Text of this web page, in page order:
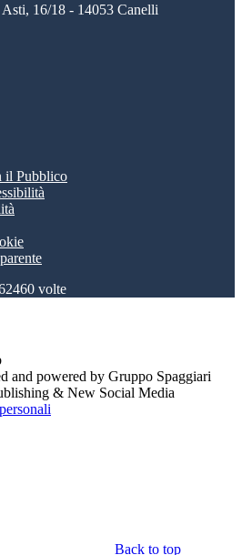
Asti, 16/18 - 14053 Canelli
il Pubblico
volte
and powered by Gruppo Spaggiari
& New Social Media
Back to top